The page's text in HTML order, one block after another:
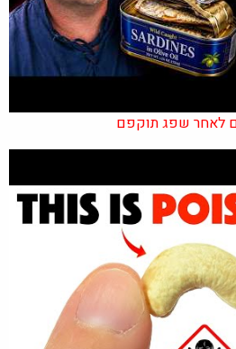
לאחר שפג תוקפם